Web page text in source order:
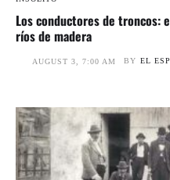
Los conductores de troncos:
ríos de madera
AUGUST 3, 7:00 AM BY EL